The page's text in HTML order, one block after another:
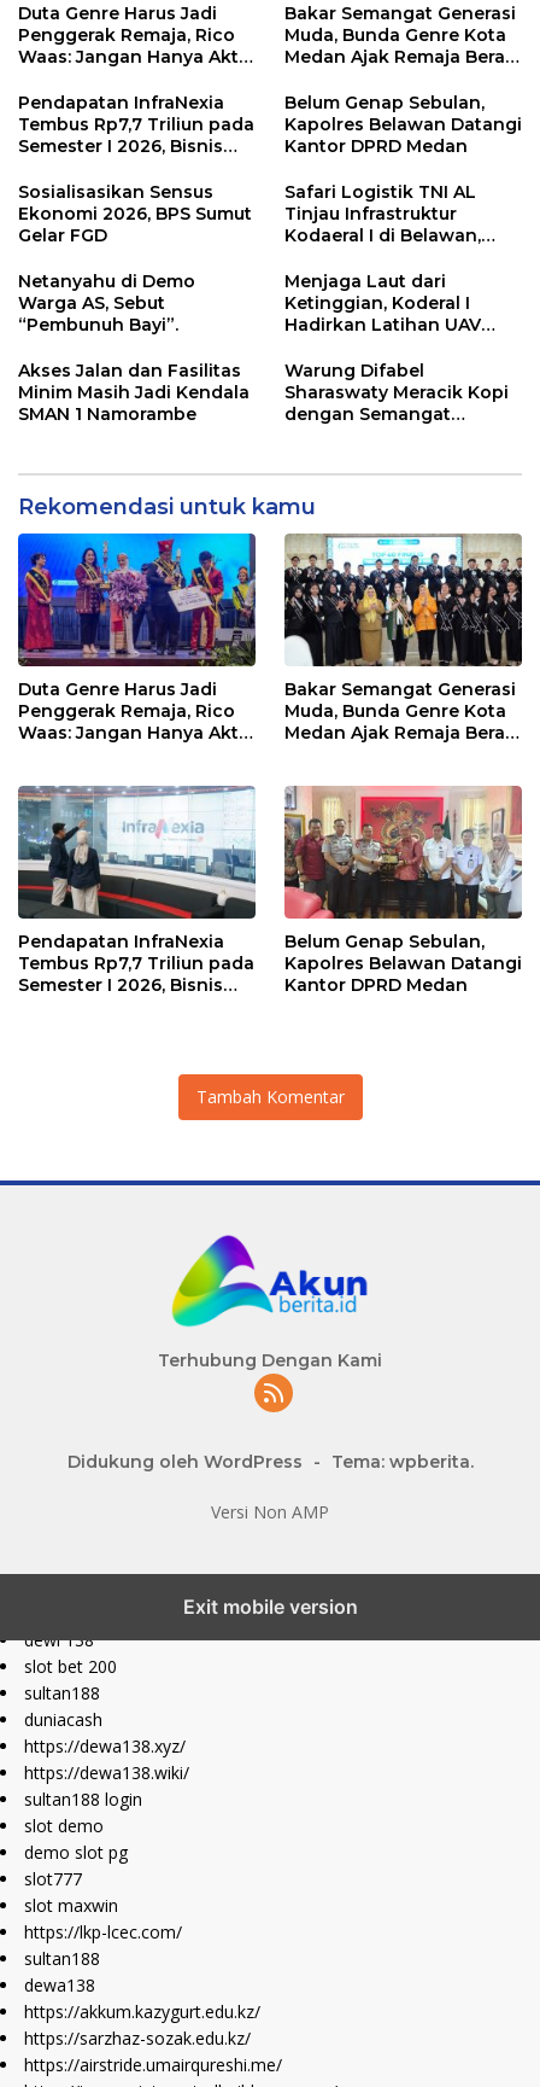
Duta Genre Harus Jadi
Penggerak Remaja, Rico
Waas: Jangan Hanya Aktif
Bakar Semangat Generasi
Muda, Bunda Genre Kota
Medan Ajak Remaja Berani
Pendapatan InfraNexia
Tembus Rp7,7 Triliun pada
Semester I 2026, Bisnis
Persen
Belum Genap Sebulan,
Kapolres Belawan Datangi
Kantor DPRD Medan
Sosialisasikan Sensus
Ekonomi 2026, BPS Sumut
Gelar FGD
Safari Logistik TNI AL
Tinjau Infrastruktur
Kodaeral I di Belawan,
Operasional
Netanyahu di Demo
Warga AS, Sebut
“Pembunuh Bayi”.
Menjaga Laut dari
Ketinggian, Koderal I
Hadirkan Latihan UAV
Akses Jalan dan Fasilitas
Minim Masih Jadi Kendala
SMAN 1 Namorambe
Warung Difabel
Sharaswaty Meracik Kopi
dengan Semangat
Rekomendasi untuk kamu
Duta Genre Harus Jadi
Penggerak Remaja, Rico
Waas: Jangan Hanya Aktif
Bakar Semangat Generasi
Muda, Bunda Genre Kota
Medan Ajak Remaja Berani
Pendapatan InfraNexia
Tembus Rp7,7 Triliun pada
Semester I 2026, Bisnis
Belum Genap Sebulan,
Kapolres Belawan Datangi
Kantor DPRD Medan
Tambah Komentar
Terhubung Dengan Kami
Didukung oleh WordPress - Tema: wpberita.
Versi Non AMP
Exit mobile version
dewi 138
slot bet 200
sultan188
duniacash
https://dewa138.xyz/
https://dewa138.wiki/
sultan188 login
slot demo
demo slot pg
slot777
slot maxwin
https://lkp-lcec.com/
sultan188
dewa138
https://akkum.kazygurt.edu.kz/
https://sarzhaz-sozak.edu.kz/
https://airstride.umairqureshi.me/